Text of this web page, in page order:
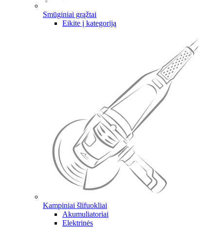
Smūginiai grąžtai
Eikite į kategoriją
Kampiniai šlifuokliai
Akumuliatoriai
Elektrinės